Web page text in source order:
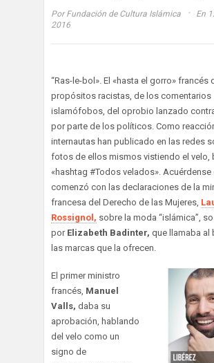
Por Fundación de Cultura Islámica ·
En
2016
“Ras-le-bol». El «hasta el gorro» francés
propósitos racistas, de los comentarios
islamófobos, del oprobio lanzado
por parte de los políticos. Como
internautas han publicado en las redes
fotos de ellos mismos vistiendo el velo,
«hashtag #Todos velados».
comenzó con las declaraciones de la
francesa del Derecho de las Mujeres,
Rossignol, sobre la moda “islámica”,
por Elizabeth Badinter, que llamaba al
las marcas que la ofrecen.
El primer ministro
francés, Manuel
Valls, daba su
aprobación, hablando
del velo como un
signo de